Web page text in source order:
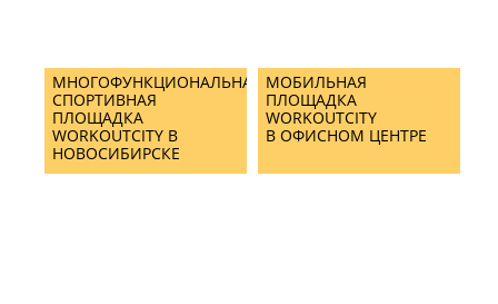
МНОГОФУНКЦИОНАЛЬНАЯ
СПОРТИВНАЯ
ПЛОЩАДКА
WORKOUTCITY В
НОВОСИБИРСКЕ
МОБИЛЬНАЯ
ПЛОЩАДКА
WORKOUTCITY
В ОФИСНОМ ЦЕНТРЕ